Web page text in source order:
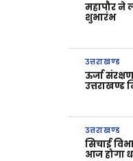
महापौर ने
शुभारंभ
उत्तराखण्ड
ऊर्जा
उत्तराखण्ड
उत्तराखण्ड
सिचाई
आज होगा